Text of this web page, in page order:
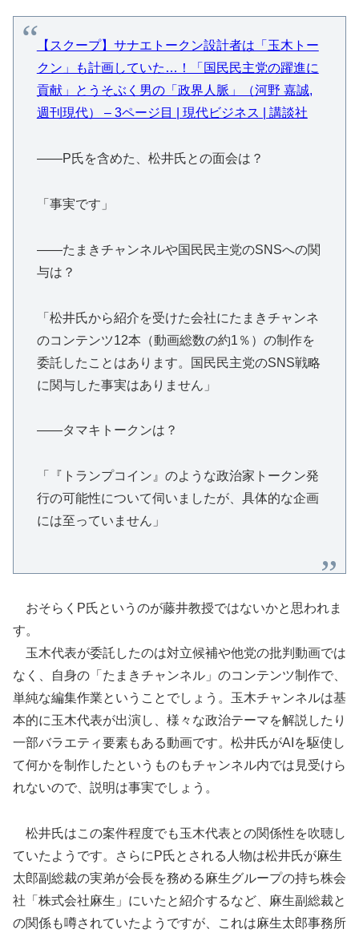
【スクープ】サナエトークン設計者は「玉木トー
クン」も計画していた…！「国民民主党の躍進に
貢献」とうそぶく男の「政界人脈」（河野 嘉誠,
週刊現代） – 3ページ目 | 現代ビジネス | 講談社
――P氏を含めた、松井氏との面会は？
「事実です」
――たまきチャンネルや国民民主党のSNSへの関
与は？
「松井氏から紹介を受けた会社にたまきチャンネ
のコンテンツ12本（動画総数の約1％）の制作を
委託したことはあります。国民民主党のSNS戦略
に関与した事実はありません」
――タマキトークンは？
「『トランプコイン』のような政治家トークン発
行の可能性について伺いましたが、具体的な企画
には至っていません」
おそらくP氏というのが藤井教授ではないかと思われま
す。
玉木代表が委託したのは対立候補や他党の批判動画では
なく、自身の「たまきチャンネル」のコンテンツ制作で、
単純な編集作業ということでしょう。玉木チャンネルは基
本的に玉木代表が出演し、様々な政治テーマを解説したり
一部バラエティ要素もある動画です。松井氏がAIを駆使し
て何かを制作したというものもチャンネル内では見受けら
れないので、説明は事実でしょう。
松井氏はこの案件程度でも玉木代表との関係性を吹聴し
ていたようです。さらにP氏とされる人物は松井氏が麻生
太郎副総裁の実弟が会長を務める麻生グループの持ち株会
社「株式会社麻生」にいたと紹介するなど、麻生副総裁と
の関係も噂されていたようですが、これは麻生太郎事務所